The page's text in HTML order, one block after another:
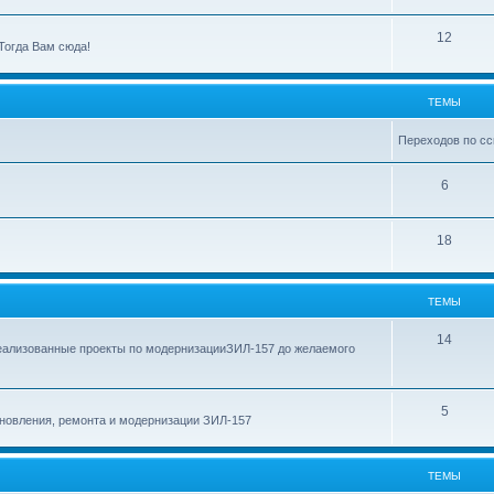
Вам сюда!
12
ы
ТЕМЫ
Переходов по
6Т
м
ы
18
м
ТЕМЫ
проекты по модернизацииЗИЛ-157 до желаемого
14Т
м
ремонта и модернизации ЗИЛ-157
5Т
ТЕМЫ